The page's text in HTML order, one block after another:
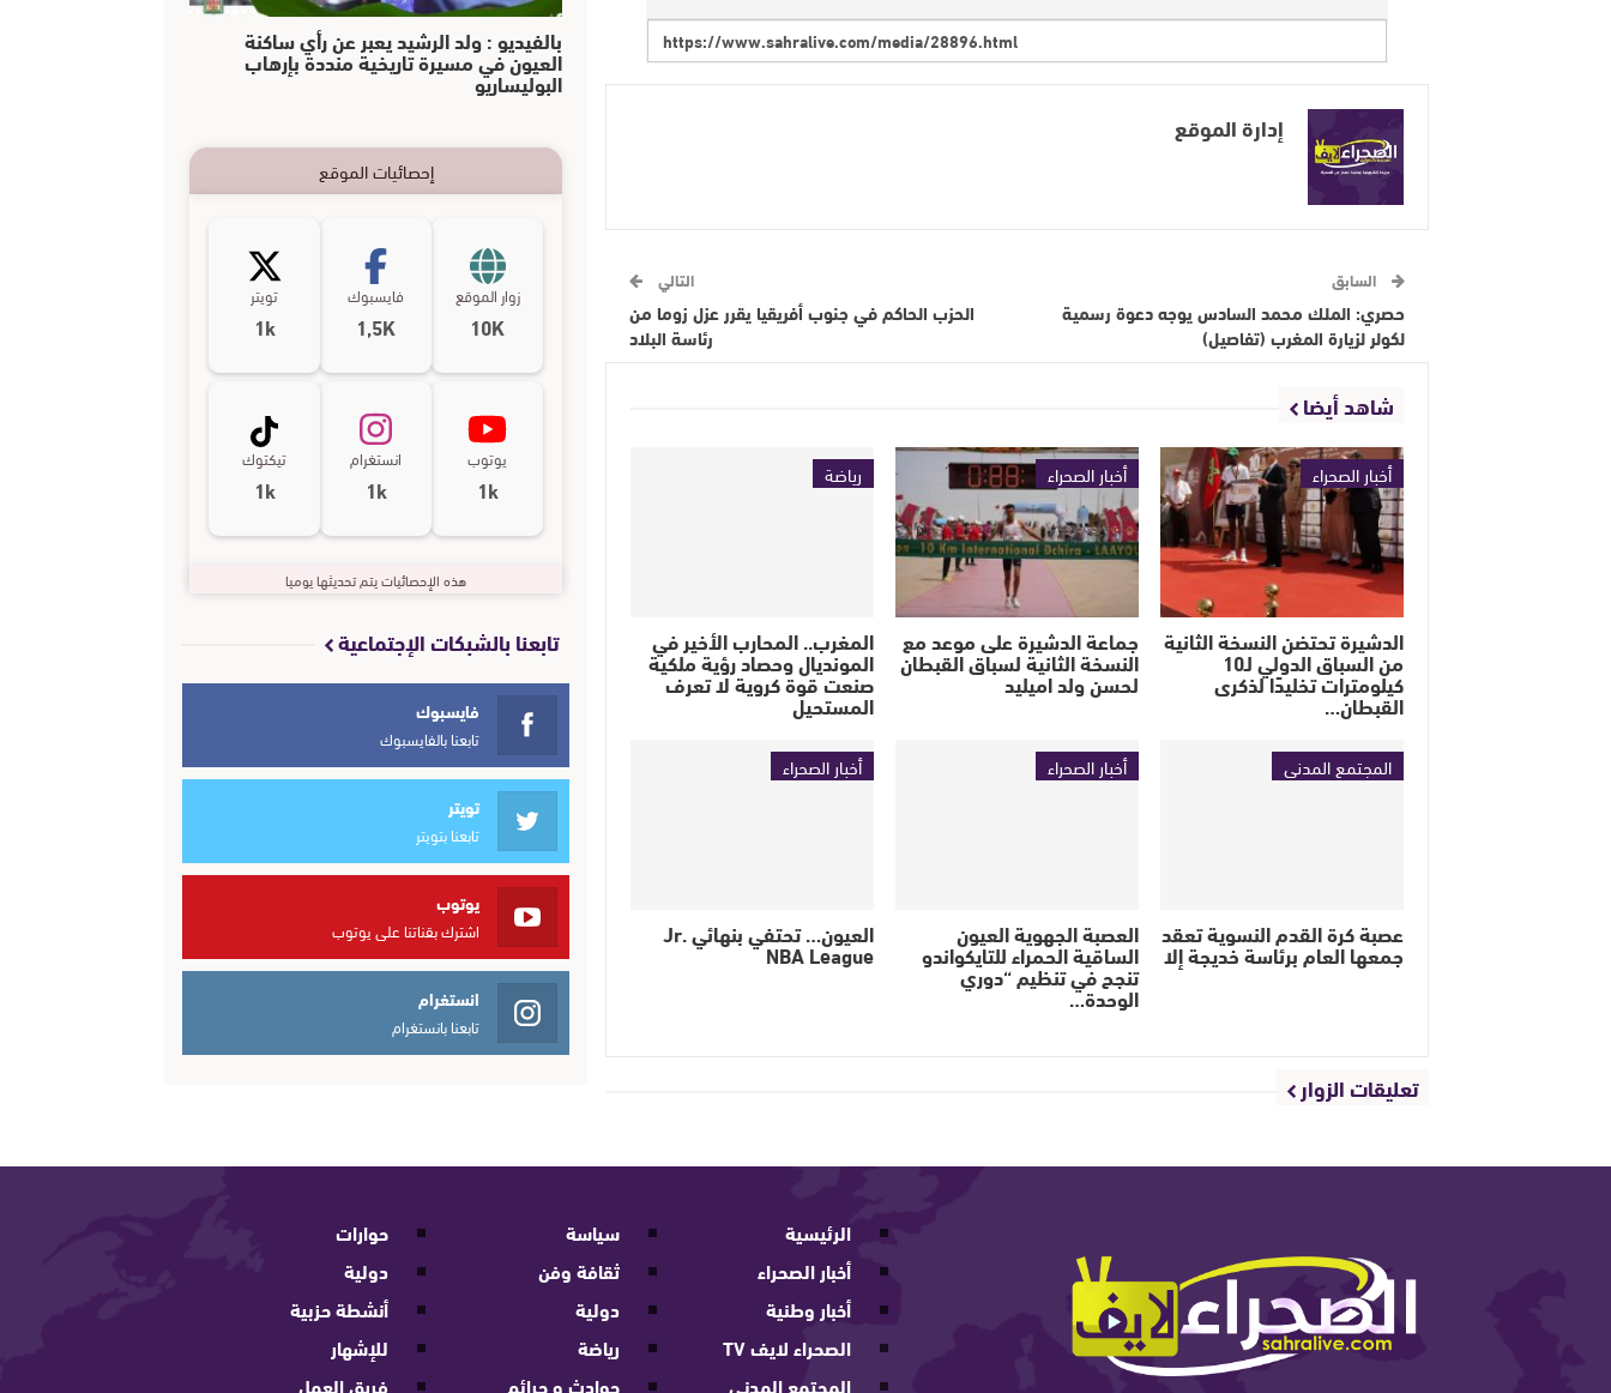
إدارة الموقع
السابق
حصري: الملك محمد السادس يوجه دعوة رسمية
لكولر لزيارة المغرب (تفاصيل)
التالي
الحزب الحاكم في جنوب أفريقيا يقرر عزل زوما من
رئاسة البلاد
شاهد أيضا
أخبار الصحراء
الدشيرة تحتضن النسخة الثانية
من السباق الدولي لـ10
كيلومترات تخليدًا لذكرى
القبطان…
أخبار الصحراء
جماعة الدشيرة على موعد مع
النسخة الثانية لسباق القبطان
لحسن ولد اميليد
رياضة
المغرب.. المحارب الأخير في
المونديال وحصاد رؤية ملكية
صنعت قوة كروية لا تعرف
المستحيل
المجتمع المدني
عصبة كرة القدم النسوية تعقد
جمعها العام برئاسة خديجة إلا
أخبار الصحراء
العصبة الجهوية العيون
الساقية الحمراء للتايكواندو
تنجح في تنظيم “دوري
الوحدة…
أخبار الصحراء
العيون… تحتفي بنهائي Jr.
NBA League
تعليقات الزوار
بالفيديو : ولد الرشيد يعبر عن رأي ساكنة
العيون في مسيرة تاريخية منددة بإرهاب
البوليساريو
إحصائيات الموقع
زوار الموقع
10K
فايسبوك
1,5K
تويتر
1k
يوتوب
1k
انستغرام
1k
تيكتوك
1k
هذه الإحصائيات يتم تحديثها يوميا
تابعنا بالشبكات الإجتماعية
فايسبوك
تابعنا بالفايسبوك
تويتر
تابعنا بتويتر
يوتوب
اشترك بقناتنا على يوتوب
انستغرام
تابعنا بانستغرام
الرئيسية
أخبار الصحراء
أخبار وطنية
الصحراء لايف TV
المجتمع المدني
سياسة
ثقافة وفن
دولية
رياضة
حوادث و جرائم
حوارات
دولية
أنشطة حزبية
للإشهار
فريق العمل